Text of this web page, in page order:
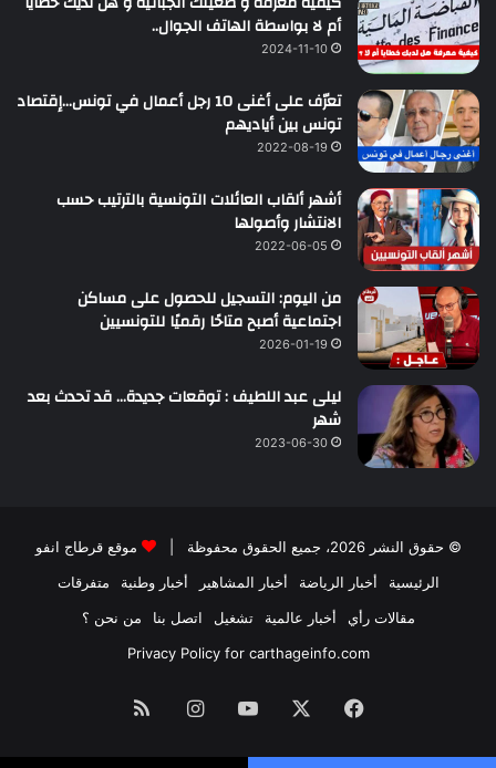
أم لا بواسطة الهاتف الجوال..
2024-11-10
تعرّف على أغنى 10 رجل أعمال في تونس…إقتصاد
تونس بين أياديهم
2022-08-19
أشهر ألقاب العائلات التونسية بالترتيب حسب
الانتشار وأصولها
2022-06-05
من اليوم: التسجيل للحصول على مساكن
اجتماعية أصبح متاحًا رقميًا للتونسيين
2026-01-19
ليلى عبد اللطيف : توقعات جديدة… قد تحدث بعد
شهر
2023-06-30
© حقوق النشر 2026، جميع الحقوق محفوظة |
موقع قرطاج انفو
الرئيسية
أخبار الرياضة أخبار المشاهير أخبار وطنية
متفرقات
مقالات رأي
أخبار عالمية تشغيل اتصل بنا
من نحن ؟
Privacy Policy for carthageinfo.com
فيسبوك ‫YouTubeانستقرام
الموقع